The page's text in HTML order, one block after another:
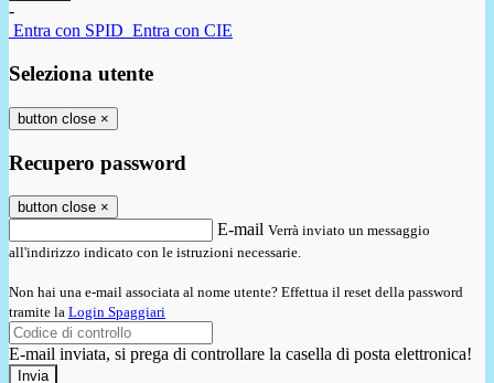
-
Entra con SPID Entra con CIE
Seleziona utente
button close ×
Recupero password
button close ×
E-mail Verrà inviato un messaggio
all'indirizzo indicato con le istruzioni necessarie.
Non hai una e-mail associata al nome utente? Effettua il reset della password
tramite la Login Spaggiari
E-mail inviata, si prega di controllare la casella di posta elettronica!